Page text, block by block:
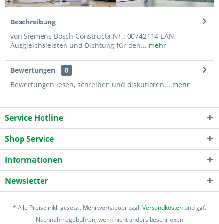
Beschreibung
von Siemens Bosch Constructa Nr.: 00742114 EAN:
Ausgleichsleisten und Dichtung für den... mehr
Bewertungen
0
Bewertungen lesen, schreiben und diskutieren... mehr
Service Hotline
Shop Service
Informationen
Newsletter
* Alle Preise inkl. gesetzl. Mehrwertsteuer zzgl.Versandkosten und ggf.
Nachnahmegebühren, wenn nicht anders beschrieben